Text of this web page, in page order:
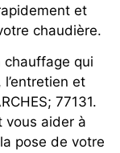
et
chaudière.
chauffage qui
et
77131.
vous aider à
pose de votre